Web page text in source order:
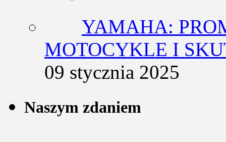
YAMAHA:
MOTOCYKLE I
09 stycznia 2025
Naszym zdaniem